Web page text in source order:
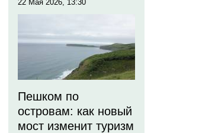
22 Мая 2026, 13:30
Пешком по
островам: как новый
мост изменит туризм